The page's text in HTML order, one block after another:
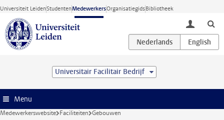
Ga direct naar de inhoud
Universiteit LeidenStudentenMedewerkersOrganisatiegidsBibliotheek
toggle
Universitair Facilitair Bedrijf
Menu
Medewerkerswebsite Faciliteiten Gebouwen